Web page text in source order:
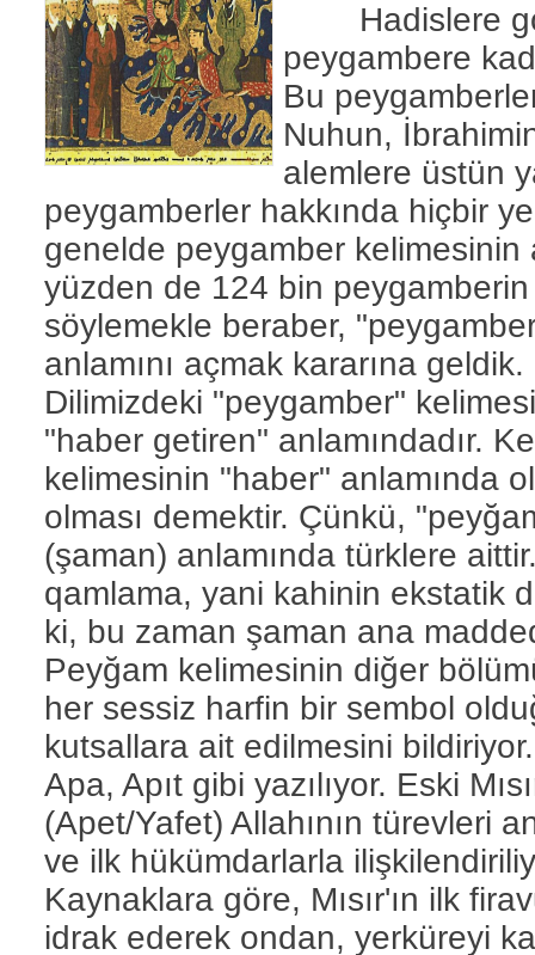
Hadislere
peygambere
Bu
Nuhun,
alemlere üstün
peygamberler hakkında hiçbir
genelde peygamber kelimesinin
yüzden de 124 bin
söylemekle beraber,
anlamını açmak kararına geldik.
Dilimizdeki "peygamber"
"haber getiren" anlamındadır.
kelimesinin "haber" anlamında
olması demektir. Çünkü,
(şaman) anlamında türklere
qamlama, yani kahinin ekstatik
ki, bu zaman şaman ana
Peyğam kelimesinin diğer
her sessiz harfin bir sembol
kutsallara ait edilmesini
Apa, Apıt gibi yazılıyor. Eski
(Apet/Yafet) Allahının türevleri
ve ilk hükümdarlarla
Kaynaklara göre, Mısır'ın ilk
idrak ederek ondan, yerküreyi